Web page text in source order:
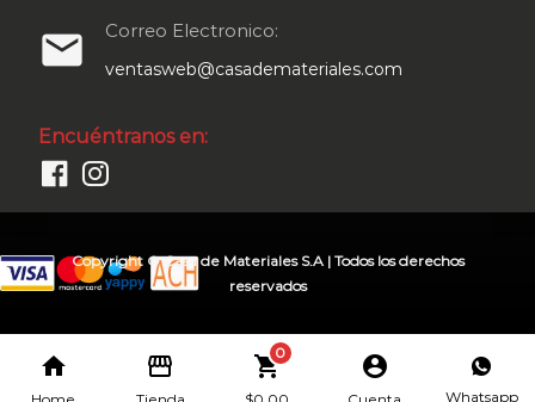
email Correo Electronico:
ventasweb@casademateriales.com
Encuéntranos en:
Copyright © Casa de Materiales S.A | Todos los derechos
reservados
home storefront 0
shopping_cart account_circle
Whatsapp